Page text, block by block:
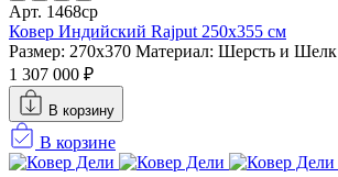
Арт. 1468ср
Ковер Индийский Rajput 250x355 см
Размер: 270x370 Материал: Шерсть и Шелк
1 307 000 ₽
В корзину
В корзине